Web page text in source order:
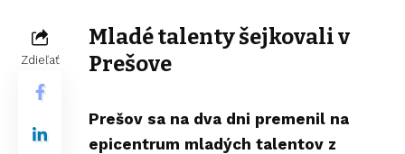
Zdieľať
Mladé talenty šejkovali v
Prešove
Prešov sa na dva dni premenil na
epicentrum mladých talentov z